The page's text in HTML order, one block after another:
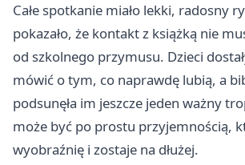
Całe spotkanie miało lekki, radosny
pokazało, że kontakt z książką nie
od szkolnego przymusu. Dzieci
mówić o tym, co naprawdę lubią, a
podsunęła im jeszcze jeden ważny
może być po prostu przyjemnością,
wyobraźnię i zostaje na dłużej.